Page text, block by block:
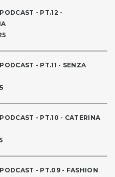
- PT.12 -
- PT.11 - SENZA
- PT.10 - CATERINA
- PT.09 - FASHION